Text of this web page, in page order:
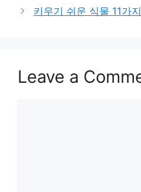
키우기 쉬운 식물 11가
Leave a